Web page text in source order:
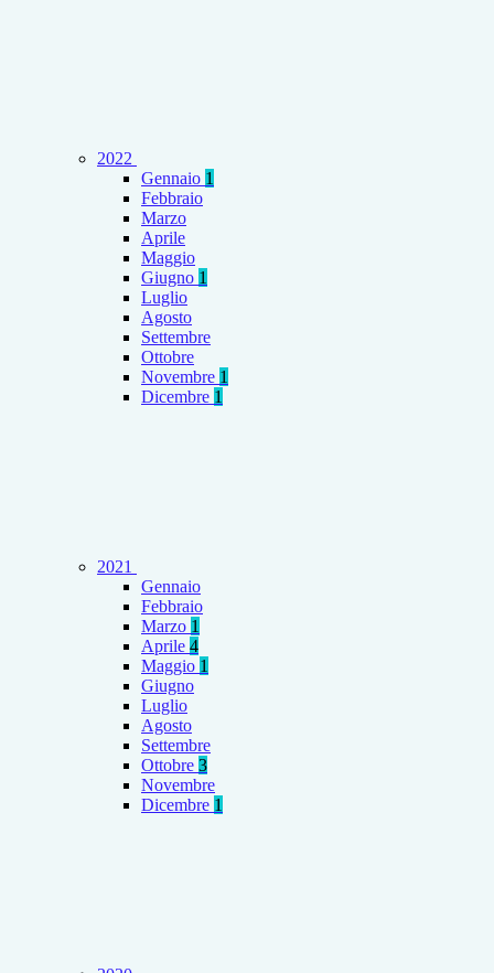
2022
Gennaio 1
Febbraio
Marzo
Aprile
Maggio
Giugno 1
Luglio
Agosto
Settembre
Ottobre
Novembre 1
Dicembre 1
2021
Gennaio
Febbraio
Marzo 1
Aprile 4
Maggio 1
Giugno
Luglio
Agosto
Settembre
Ottobre 3
Novembre
Dicembre 1